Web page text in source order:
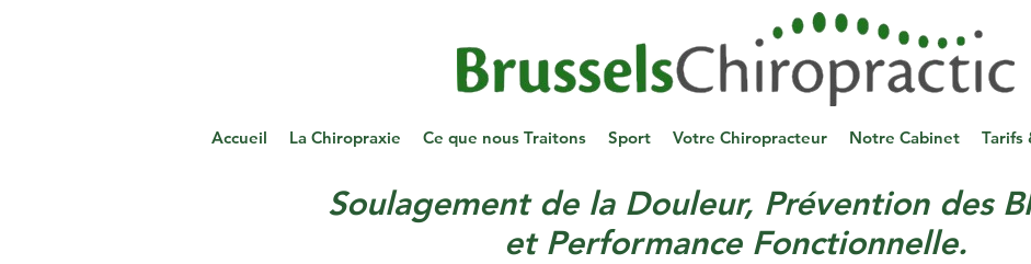
Accueil La Chiropraxie Ce que nous Traitons Sport Votre Chiropracteur Notre Cabinet Tarifs
Soulagement de la Douleur, Prévention des
et Performance Fonctionnelle.